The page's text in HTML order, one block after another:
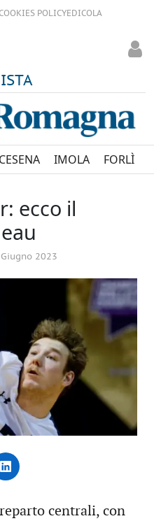
POLICYEDICOLA
CESENA IMOLA FORLÌ
ecco il
2023
centrali, con